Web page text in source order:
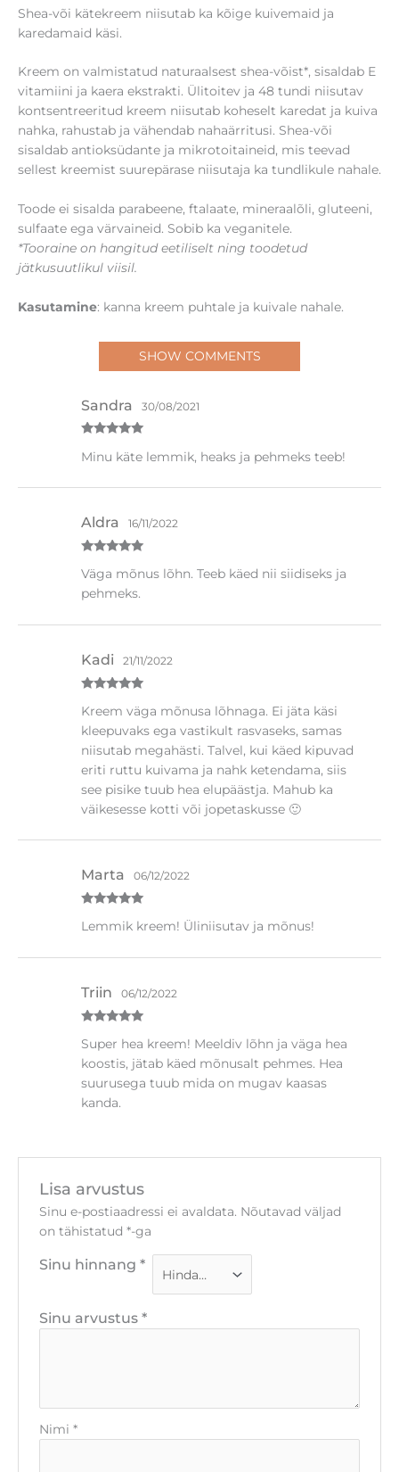
Shea-või kätekreem niisutab ka kõige kuivemaid ja
karedamaid käsi.
Kreem on valmistatud naturaalsest shea-võist*, sisaldab E
vitamiini ja kaera ekstrakti. Ülitoitev ja 48 tundi niisutav
kontsentreeritud kreem niisutab koheselt karedat ja kuiva
nahka, rahustab ja vähendab nahaärritusi. Shea-või
sisaldab antioksüdante ja mikrotoitaineid, mis teevad
sellest kreemist suurepärase niisutaja ka tundlikule nahale.
Toode ei sisalda parabeene, ftalaate, mineraalõli, gluteeni,
sulfaate ega värvaineid. Sobib ka veganitele.
*Tooraine on hangitud eetiliselt ning toodetud
jätkusuutlikul viisil.
Kasutamine: kanna kreem puhtale ja kuivale nahale.
SHOW COMMENTS
5/ 5
Sandra 30/08/2021
Minu käte lemmik, heaks ja pehmeks teeb!
5/ 5
Aldra 16/11/2022
Väga mõnus lõhn. Teeb käed nii siidiseks ja
pehmeks.
5/ 5
Kadi 21/11/2022
Kreem väga mõnusa lõhnaga. Ei jäta käsi
kleepuvaks ega vastikult rasvaseks, samas
niisutab megahästi. Talvel, kui käed kipuvad
eriti ruttu kuivama ja nahk ketendama, siis
see pisike tuub hea elupäästja. Mahub ka
väikesesse kotti või jopetaskusse 🙂
5/ 5
Marta 06/12/2022
Lemmik kreem! Üliniisutav ja mõnus!
5/ 5
Triin 06/12/2022
Super hea kreem! Meeldiv lõhn ja väga hea
koostis, jätab käed mõnusalt pehmes. Hea
suurusega tuub mida on mugav kaasas
kanda.
Lisa arvustus
Sinu e-postiaadressi ei avaldata. Nõutavad väljad
on tähistatud *-ga
Sinu hinnang *
Sinu arvustus *
Nimi *